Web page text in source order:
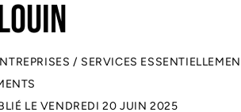
/ SERVICES
LE VENDREDI 20 JUIN 2025